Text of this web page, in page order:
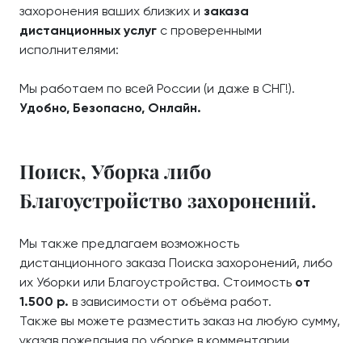
захоронения ваших близких и заказа
дистанционных услуг с проверенными
исполнителями:
Мы работаем по всей России (и даже в СНГ!).
Удобно, Безопасно, Онлайн.
Поиск, Уборка либо
Благоустройство захоронений.
Мы также предлагаем возможность
дистанционного заказа Поиска захоронений, либо
их Уборки или Благоустройства. Стоимость от
1.500 р. в зависимости от объёма работ.
Также вы можете разместить заказ на любую сумму,